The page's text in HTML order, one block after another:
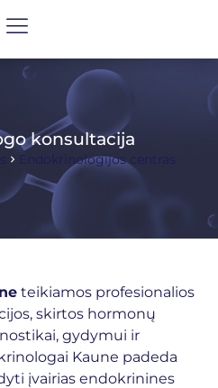
konsultacija
Endokrinologijos centras
teikiamos profesionalios
skirtos hormonų
gydymui ir
Kaune padeda
įvairias endokrinines